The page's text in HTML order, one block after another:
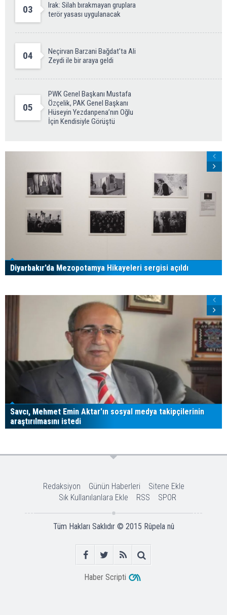
03
Irak: Silah bırakmayan gruplara
terör yasası uygulanacak
04
Neçirvan Barzani Bağdat’ta Ali
Zeydi ile bir araya geldi
05
PWK Genel Başkanı Mustafa
Özçelik, PAK Genel Başkanı
Hüseyin Yezdanpena’nın Oğlu
İçin Kendisiyle Görüştü
Diyarbakır’da Mezopotamya Hikayeleri sergisi açıldı
Savcı, Mehmet Emin Aktar'ın sosyal medya takipçilerinin
araştırılmasını istedi
Redaksiyon Günün Haberleri
Sitene Ekle
Sık Kullanılanlara Ekle
RSS SPOR
Tüm Hakları Saklıdır © 2015 Rûpela nû
Haber Scripti